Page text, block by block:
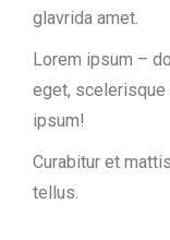
glavrida amet.
Lorem ipsum –
eget, scelerisque
ipsum!
Curabitur et
tellus.